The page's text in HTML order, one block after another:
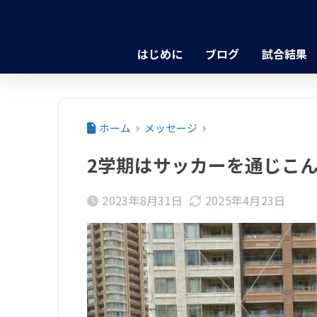
はじめに ブログ 試合結果
ホーム メッセージ
2学期はサッカーを通じこ
2023年8月31日 2025年4月23日